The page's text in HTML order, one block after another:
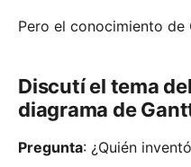
Pero el conocimiento de
Discutí el tema
diagrama de
Pregunta: ¿Quién